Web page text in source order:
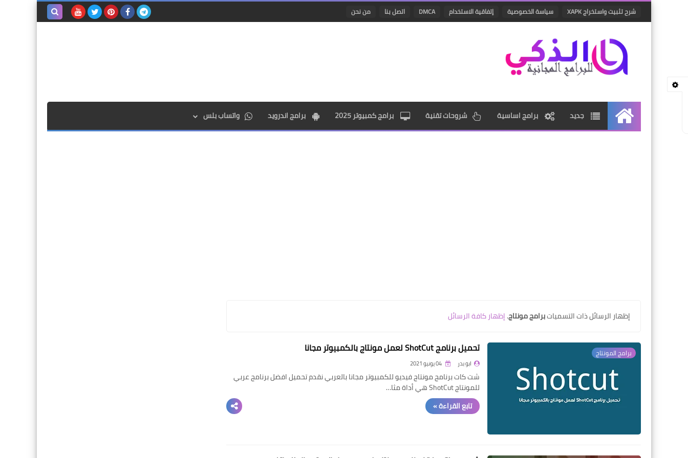
شرح تثبيت واستخراج XAPK سياسة الخصوصية إتفاقية الاستخدام DMCA اتصل بنا من نحن
الرئيسيةجديد برامج اساسية شروحات تقنية برامج كمبيوتر 2025 برامج اندرويد واتساب بلس
‏إظهار الرسائل ذات التسمياتبرامج مونتاج.إظهار كافة الرسائل
برامج المونتاج تحميل برنامج ShotCut لعمل مونتاج بالكمبيوتر مجانا
ابو بدر
شت كات برنامج مونتاج فيديو للكمبيوتر مجانا بالعربي نقدم تحميل افضل برنامج عربي
للمونتاج ShotCut هي أداة مثا…
تابع القراءة »